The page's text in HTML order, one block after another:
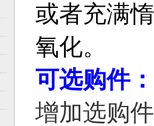
或者充满
氧化。
可选购件：
增加选购